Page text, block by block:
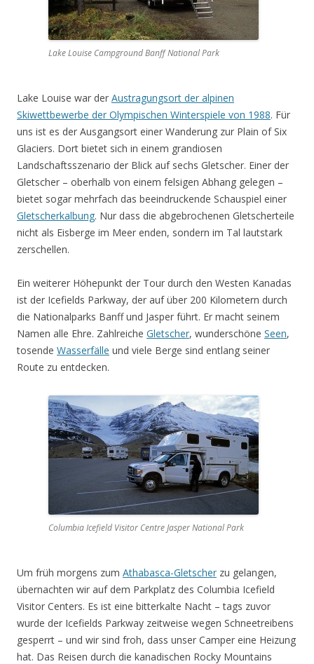
Lake Louise Campground Banff National Park
Lake Louise war der Austragungsort der alpinen
Skiwettbewerbe der Olympischen Winterspiele von 1988. Für
uns ist es der Ausgangsort einer Wanderung zur Plain of Six
Glaciers. Dort bietet sich in einem grandiosen
Landschaftsszenario der Blick auf sechs Gletscher. Einer der
Gletscher – oberhalb von einem felsigen Abhang gelegen –
bietet sogar mehrfach das beeindruckende Schauspiel einer
Gletscherkalbung. Nur dass die abgebrochenen Gletscherteile
nicht als Eisberge im Meer enden, sondern im Tal lautstark
zerschellen.
Ein weiterer Höhepunkt der Tour durch den Westen Kanadas
ist der Icefields Parkway, der auf über 200 Kilometern durch
die Nationalparks Banff und Jasper führt. Er macht seinem
Namen alle Ehre. Zahlreiche Gletscher, wunderschöne Seen,
tosende Wasserfälle und viele Berge sind entlang seiner
Route zu entdecken.
Columbia Icefield Visitor Centre Jasper National Park
Um früh morgens zum Athabasca-Gletscher zu gelangen,
übernachten wir auf dem Parkplatz des Columbia Icefield
Visitor Centers. Es ist eine bitterkalte Nacht – tags zuvor
wurde der Icefields Parkway zeitweise wegen Schneetreibens
gesperrt – und wir sind froh, dass unser Camper eine Heizung
hat. Das Reisen durch die kanadischen Rocky Mountains